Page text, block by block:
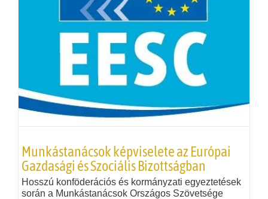
Munkástanácsok képviselete az Európai
Gazdasági és Szociális Bizottságban
Hosszú konföderációs és kormányzati egyeztetések
során a Munkástanácsok Országos Szövetsége